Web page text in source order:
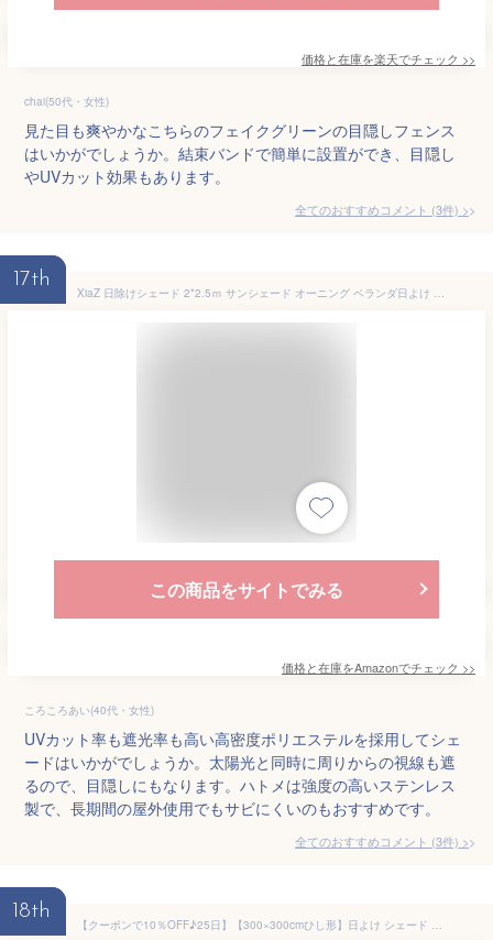
価格と在庫を楽天でチェック >>
chai(50代・女性)
見た目も爽やかなこちらのフェイクグリーンの目隠しフェンス
はいかがでしょうか。結束バンドで簡単に設置ができ、目隠し
やUVカット効果もあります。
全てのおすすめコメント (3件) >
17th
XiaZ 日除けシェード 2*2.5ｍ サンシェード オーニング ベランダ日よけ 目隠し 遮光 UVカット 高密度ポリエチレン 日よけスクリーン 取り付け簡単 モカ色 家庭用/廊下/庭下/屋外/バルコニー用 プライバシー保護 コーヒー色 適格請求書発行可
この商品をサイトでみる
価格と在庫をAmazonでチェック >>
ころころあい(40代・女性)
UVカット率も遮光率も高い高密度ポリエステルを採用してシェ
ードはいかがでしょうか。太陽光と同時に周りからの視線も遮
るので、目隠しにもなります。ハトメは強度の高いステンレス
製で、長期間の屋外使用でもサビにくいのもおすすめです。
全てのおすすめコメント (3件) >
18th
【クーポンで10％OFF♪25日】【300×300cmひし形】日よけ シェード サンシェード 庭 屋外 ベランダ クールシェード 日除けシェード 暑さ対策 UVカット オーニング バルコニー 紫外線98％カット 3×3m 正方形 撥水加工 耐久性